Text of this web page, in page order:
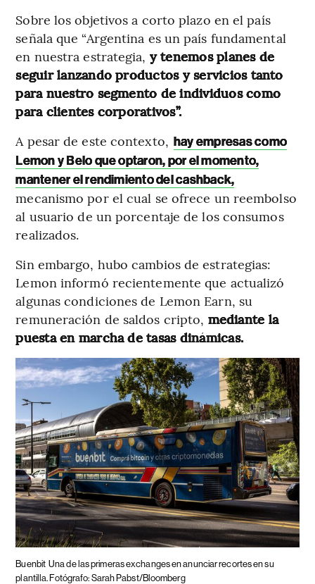
Sobre los objetivos a corto plazo en el país
señala que “Argentina es un país fundamental
en nuestra estrategia, y tenemos planes de
seguir lanzando productos y servicios tanto
para nuestro segmento de individuos como
para clientes corporativos”.
A pesar de este contexto, hay empresas como
Lemon y Belo que optaron, por el momento,
mantener el rendimiento del cashback,
mecanismo por el cual se ofrece un reembolso
al usuario de un porcentaje de los consumos
realizados.
Sin embargo, hubo cambios de estrategias:
Lemon informó recientemente que actualizó
algunas condiciones de Lemon Earn, su
remuneración de saldos cripto, mediante la
puesta en marcha de tasas dinámicas.
Buenbit Una de las primeras exchanges en anunciar recortes en su
plantilla. Fotógrafo: Sarah Pabst/Bloomberg